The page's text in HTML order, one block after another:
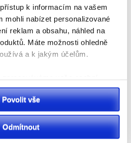
k informacím na vašem
mohli nabízet personalizované
reklam a obsahu, náhled na
Máte možnosti ohledně
a k jakým účelům.
včásti s podrobnostmi.
změnit nebo odvolat v
cookie.
a reklam, poskytování funkcí
Povolit vše
Odmítnout
Pardubice slaví 10. ročník.
novou aplikaci